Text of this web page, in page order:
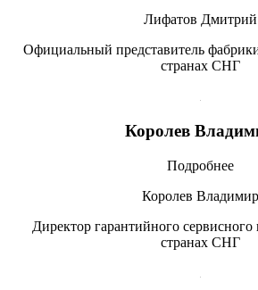
Лифатов Дмитрий
Официальный представитель
странах СНГ
Королев
Подробнее
Королев Владимир
Директор гарантийного
странах СНГ